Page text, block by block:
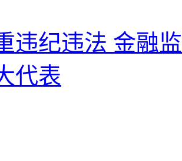
违纪违法 金融
代表